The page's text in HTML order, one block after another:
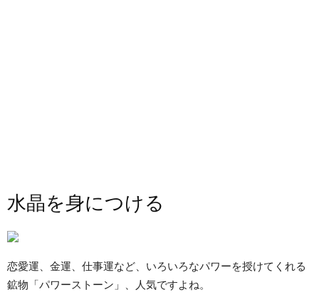
水晶を身につける
恋愛運、金運、仕事運など、いろいろなパワーを授けてくれる
鉱物「パワーストーン」、人気ですよね。